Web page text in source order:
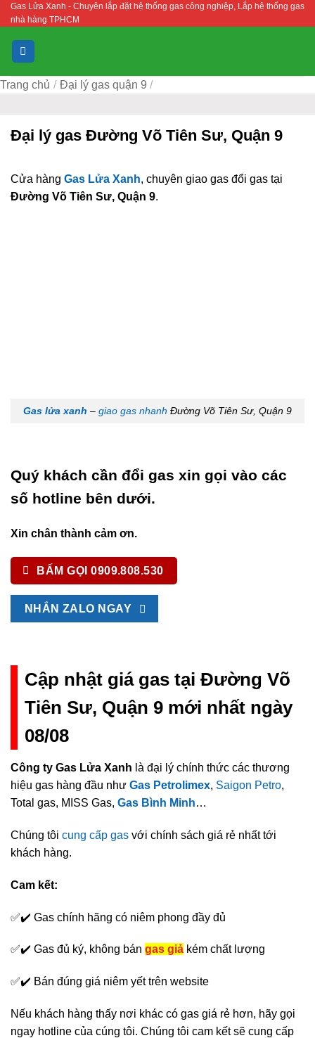
Bỏ
qua
nội
dung
Gas Lửa Xanh - Chuyên lắp đặt hệ thống gas công nghiệp, Lắp hệ thống gas
nhà hàng TPHCM
Trang chủ / Đại lý gas quận 9 /
Đại lý gas Đường Võ Tiên Sư, Quận 9
Cửa hàng Gas Lửa Xanh, chuyên giao gas đổi gas tại
Đường Võ Tiên Sư, Quận 9.
Gas lửa xanh – giao gas nhanh Đường Võ Tiên Sư, Quận 9
Quý khách cần đổi gas xin gọi vào các
số hotline bên dưới.
Xin chân thành cảm ơn.
BẤM GỌI 0909.808.530
NHẮN ZALO NGAY
Cập nhật giá gas tại Đường Võ
Tiên Sư, Quận 9 mới nhất ngày
08/08
Công ty Gas Lửa Xanh là đại lý chính thức các thương
hiệu gas hàng đầu như Gas Petrolimex, Saigon Petro,
Total gas, MISS Gas, Gas Bình Minh…
Chúng tôi cung cấp gas với chính sách giá rẻ nhất tới
khách hàng.
Cam kết:
✅✔️ Gas chính hãng có niêm phong đầy đủ
✅✔️ Gas đủ ký, không bán gas giả kém chất lượng
✅✔️ Bán đúng giá niêm yết trên website
Nếu khách hàng thấy nơi khác có gas giá rẻ hơn, hãy gọi
ngay hotline của cúng tôi. Chúng tôi cam kết sẽ cung cấp